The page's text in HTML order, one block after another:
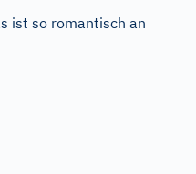
ist so romantisch an